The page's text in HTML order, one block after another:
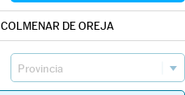
COLMENAR DE OREJA